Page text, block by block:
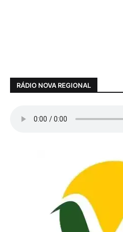
RÁDIO NOVA REGIONAL